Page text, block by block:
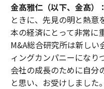
金髙雅仁（以下、金髙）：
ときに、先見の明と熱意
本の経済にとって非常に
M&A総合研究所は新しい
ィングカンパニーになり
会社の成長のために自分
と思い、お受けしました。